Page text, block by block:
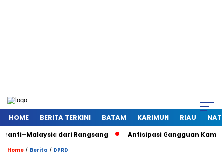
HOME BERITA TERKINI BATAM KARIMUN RIAU
dari Rangsang Antisipasi Gangguan Kamtibmas Saat
Home / Berita / DPRD